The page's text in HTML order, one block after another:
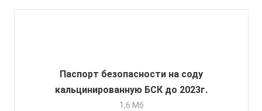
Паспорт безопасности на соду
кальцинированную БСК до 2023г.
1,6 Мб